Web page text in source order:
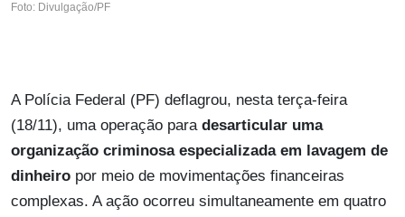
Foto: Divulgação/PF
A Polícia Federal (PF) deflagrou, nesta terça-feira
(18/11), uma operação para desarticular uma
organização criminosa especializada em lavagem de
dinheiro por meio de movimentações financeiras
complexas. A ação ocorreu simultaneamente em quatro